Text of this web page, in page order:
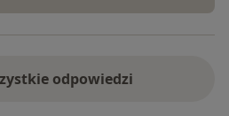
odpowiedzi